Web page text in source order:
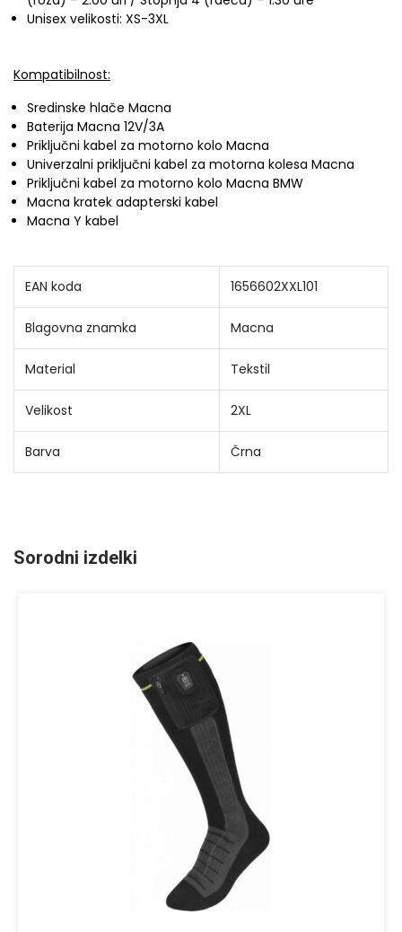
Unisex velikosti: XS-3XL
Kompatibilnost:
Sredinske hlače Macna
Baterija Macna 12V/3A
Priključni kabel za motorno kolo Macna
Univerzalni priključni kabel za motorna kolesa Macna
Priključni kabel za motorno kolo Macna BMW
Macna kratek adapterski kabel
Macna Y kabel
EAN koda 1656602XXL101
Blagovna znamka Macna
Material Tekstil
Velikost 2XL
Barva Črna
Sorodni izdelki